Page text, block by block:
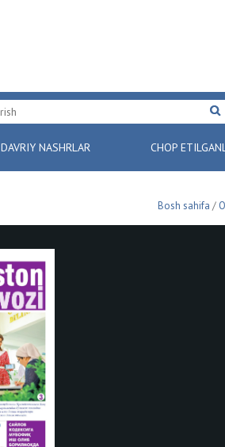
DAVRIY NASHRLAR CHOP
Bosh sahifa /